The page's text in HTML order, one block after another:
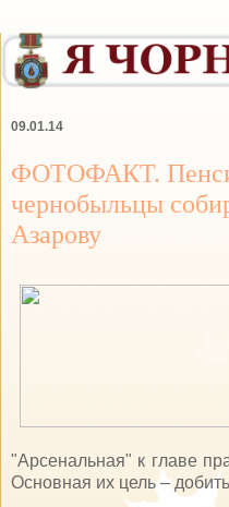
09.01.14
ФОТОФАКТ.
чернобыльцы
Азарову
"Арсенальная" к главе
Основная их цель –